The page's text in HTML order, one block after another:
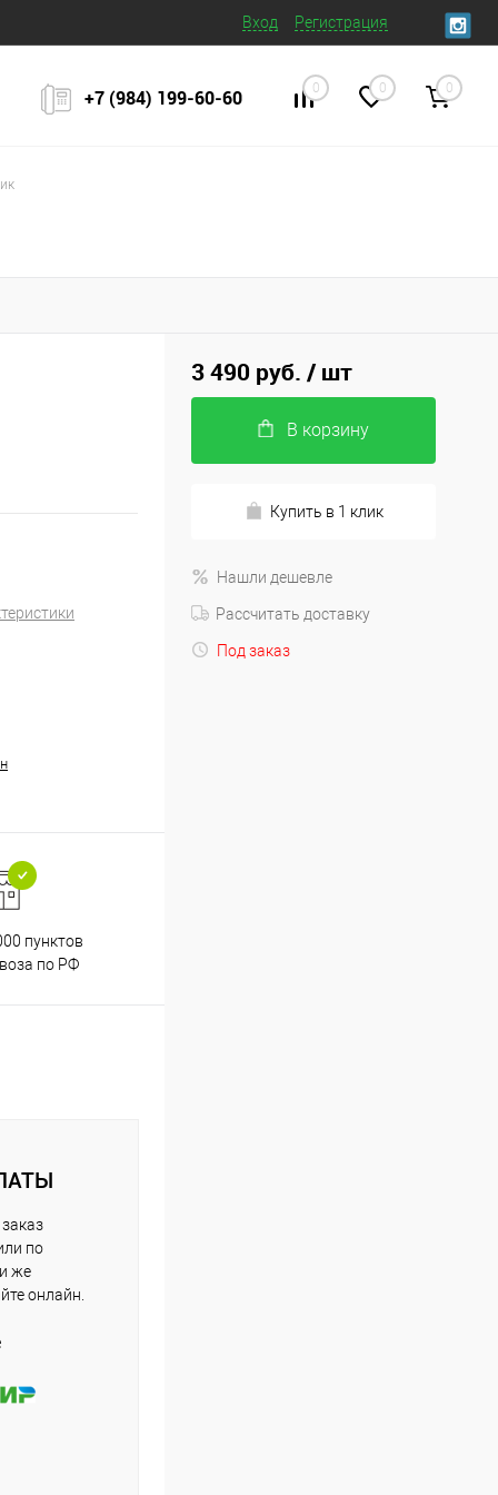
Вход Регистрация
+7 (984) 199‒60‒60 0 0 0
пунктов
по РФ
по
же
онлайн.
3 490 руб. / шт
В корзину
Купить в 1 клик
Нашли дешевле
Рассчитать доставку
Под заказ